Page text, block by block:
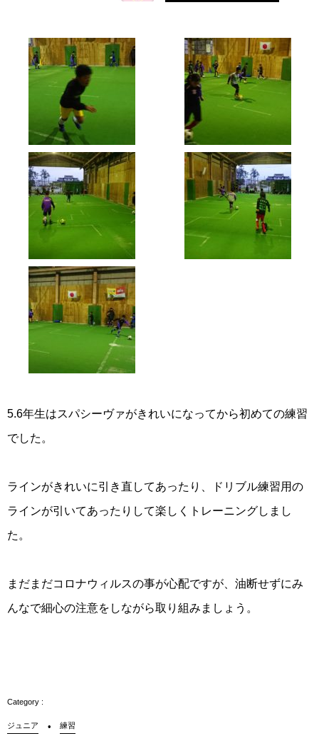
5.6年生はスパシーヴァがきれいになってから初めての練習
でした。
ラインがきれいに引き直してあったり、ドリブル練習用の
ラインが引いてあったりして楽しくトレーニングしまし
た。
まだまだコロナウィルスの事が心配ですが、油断せずにみ
んなで細心の注意をしながら取り組みましょう。
ジュニア 練習